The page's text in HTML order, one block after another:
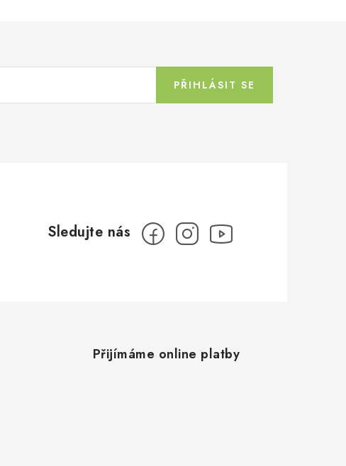
PŘIHLÁSIT SE
Přijímáme online platby